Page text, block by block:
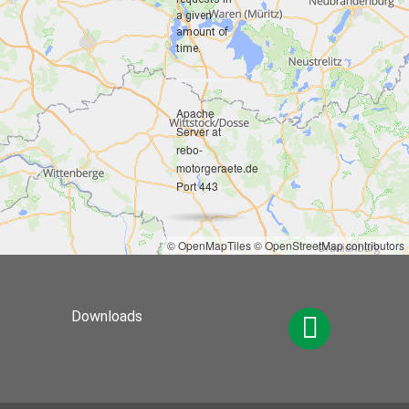
a given
amount of
time.
Apache
Server at
rebo-
motorgeraete.de
Port 443
© OpenMapTiles© OpenStreetMap contributors
Downloads